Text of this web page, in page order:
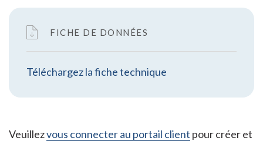
FICHE DE DONNÉES
Téléchargez la fiche technique
Veuillezvous connecter au portail client pour créer et